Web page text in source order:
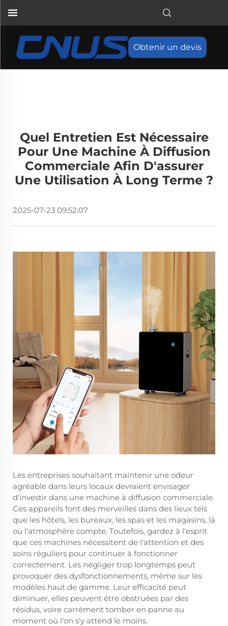
Obtenir un devis
Quel Entretien Est Nécessaire
Pour Une Machine À Diffusion
Commerciale Afin D'assurer
Une Utilisation À Long Terme ?
2025-07-23 09:52:07
Les entreprises souhaitant maintenir une odeur
agréable dans leurs locaux devraient envisager
d'investir dans une machine à diffusion commerciale.
Ces appareils font des merveilles dans des lieux tels
que les hôtels, les bureaux, les spas et les magasins, là
où l'atmosphère compte. Toutefois, gardez à l'esprit
que ces machines nécessitent de l'attention et des
soins réguliers pour continuer à fonctionner
correctement. Les négliger trop longtemps peut
provoquer des dysfonctionnements, même sur les
modèles haut de gamme. Leur efficacité peut
diminuer, elles peuvent être obstruées par des
résidus, voire carrément tomber en panne au
moment où l'on s'y attend le moins.